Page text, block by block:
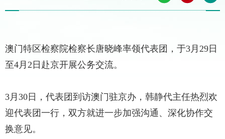
澳门特区检察院检察长唐晓峰率领代表团，于3月29日
至4月2日赴京开展公务交流。
3月30日，代表团到访澳门驻京办，韩静代主任热烈欢
迎代表团一行，双方就进一步加强沟通、深化协作交
换意见。